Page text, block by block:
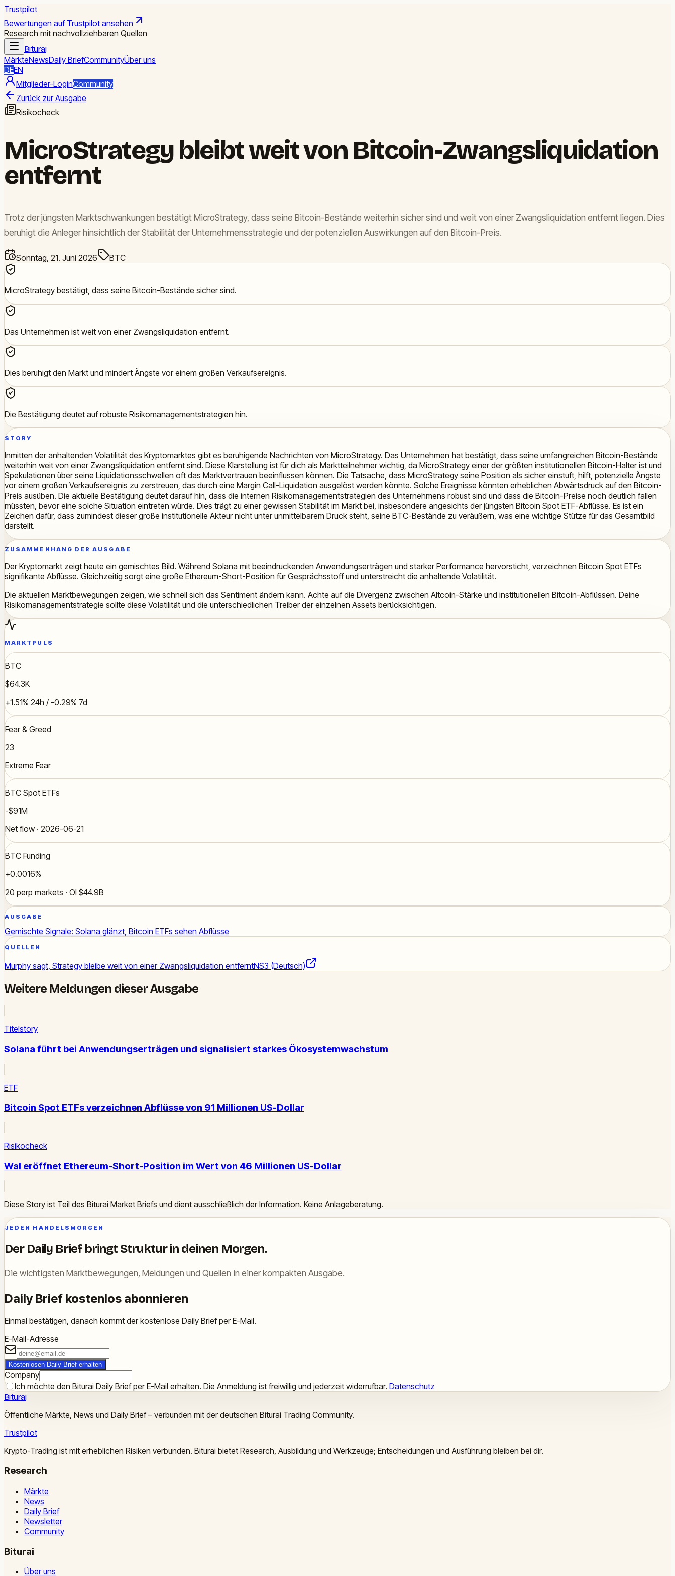
Trustpilot
Bewertungen auf Trustpilot ansehen
Research mit nachvollziehbaren Quellen
Biturai
MärkteNewsDaily BriefCommunityÜber uns
DEEN
Mitglieder-LoginCommunity
Zurück zur Ausgabe
Risikocheck
MicroStrategy bleibt weit von Bitcoin-Zwangsliquidation
entfernt
Trotz der jüngsten Marktschwankungen bestätigt MicroStrategy, dass seine Bitcoin-Bestände weiterhin sicher sind und weit von einer Zwangsliquidation entfernt liegen. Dies
beruhigt die Anleger hinsichtlich der Stabilität der Unternehmensstrategie und der potenziellen Auswirkungen auf den Bitcoin-Preis.
Sonntag, 21. Juni 2026 BTC
MicroStrategy bestätigt, dass seine Bitcoin-Bestände sicher sind.
Das Unternehmen ist weit von einer Zwangsliquidation entfernt.
Dies beruhigt den Markt und mindert Ängste vor einem großen Verkaufsereignis.
Die Bestätigung deutet auf robuste Risikomanagementstrategien hin.
STORY
Inmitten der anhaltenden Volatilität des Kryptomarktes gibt es beruhigende Nachrichten von MicroStrategy. Das Unternehmen hat bestätigt, dass seine umfangreichen Bitcoin-Bestände
weiterhin weit von einer Zwangsliquidation entfernt sind. Diese Klarstellung ist für dich als Marktteilnehmer wichtig, da MicroStrategy einer der größten institutionellen Bitcoin-Halter ist und
Spekulationen über seine Liquidationsschwellen oft das Marktvertrauen beeinflussen können. Die Tatsache, dass MicroStrategy seine Position als sicher einstuft, hilft, potenzielle Ängste
vor einem großen Verkaufsereignis zu zerstreuen, das durch eine Margin Call-Liquidation ausgelöst werden könnte. Solche Ereignisse könnten erheblichen Abwärtsdruck auf den Bitcoin-
Preis ausüben. Die aktuelle Bestätigung deutet darauf hin, dass die internen Risikomanagementstrategien des Unternehmens robust sind und dass die Bitcoin-Preise noch deutlich fallen
müssten, bevor eine solche Situation eintreten würde. Dies trägt zu einer gewissen Stabilität im Markt bei, insbesondere angesichts der jüngsten Bitcoin Spot ETF-Abflüsse. Es ist ein
Zeichen dafür, dass zumindest dieser große institutionelle Akteur nicht unter unmittelbarem Druck steht, seine BTC-Bestände zu veräußern, was eine wichtige Stütze für das Gesamtbild
darstellt.
ZUSAMMENHANG DER AUSGABE
Der Kryptomarkt zeigt heute ein gemischtes Bild. Während Solana mit beeindruckenden Anwendungserträgen und starker Performance hervorsticht, verzeichnen Bitcoin Spot ETFs
signifikante Abflüsse. Gleichzeitig sorgt eine große Ethereum-Short-Position für Gesprächsstoff und unterstreicht die anhaltende Volatilität.
Die aktuellen Marktbewegungen zeigen, wie schnell sich das Sentiment ändern kann. Achte auf die Divergenz zwischen Altcoin-Stärke und institutionellen Bitcoin-Abflüssen. Deine
Risikomanagementstrategie sollte diese Volatilität und die unterschiedlichen Treiber der einzelnen Assets berücksichtigen.
MARKTPULS
BTC
$64.3K
+1.51% 24h / -0.29% 7d
Fear & Greed
23
Extreme Fear
BTC Spot ETFs
-$91M
Net flow · 2026-06-21
BTC Funding
+0.0016%
20 perp markets · OI $44.9B
AUSGABE
Gemischte Signale: Solana glänzt, Bitcoin ETFs sehen Abflüsse
QUELLEN
Murphy sagt, Strategy bleibe weit von einer Zwangsliquidation entferntNS3 (Deutsch)
Weitere Meldungen dieser Ausgabe
Titelstory
Solana führt bei Anwendungserträgen und signalisiert starkes Ökosystemwachstum
ETF
Bitcoin Spot ETFs verzeichnen Abflüsse von 91 Millionen US-Dollar
Risikocheck
Wal eröffnet Ethereum-Short-Position im Wert von 46 Millionen US-Dollar
Diese Story ist Teil des Biturai Market Briefs und dient ausschließlich der Information. Keine Anlageberatung.
JEDEN HANDELSMORGEN
Der Daily Brief bringt Struktur in deinen Morgen.
Die wichtigsten Marktbewegungen, Meldungen und Quellen in einer kompakten Ausgabe.
Daily Brief kostenlos abonnieren
Einmal bestätigen, danach kommt der kostenlose Daily Brief per E-Mail.
E-Mail-Adresse
Kostenlosen Daily Brief erhalten
Company
Ich möchte den Biturai Daily Brief per E-Mail erhalten. Die Anmeldung ist freiwillig und jederzeit widerrufbar. Datenschutz
Biturai
Öffentliche Märkte, News und Daily Brief – verbunden mit der deutschen Biturai Trading Community.
Trustpilot
Krypto-Trading ist mit erheblichen Risiken verbunden. Biturai bietet Research, Ausbildung und Werkzeuge; Entscheidungen und Ausführung bleiben bei dir.
Research
Märkte
News
Daily Brief
Newsletter
Community
Biturai
Über uns